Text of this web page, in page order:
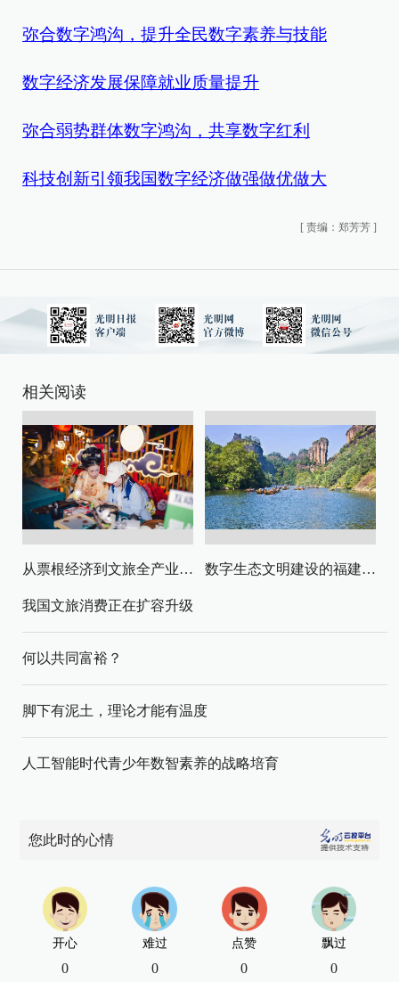
弥合数字鸿沟，提升全民数字素养与技能
数字经济发展保障就业质量提升
弥合弱势群体数字鸿沟，共享数字红利
科技创新引领我国数字经济做强做优做大
[ 责编：郑芳芳 ]
相关阅读
从票根经济到文旅全产业链升级 数字生态文明建设的福建路径与启示
我国文旅消费正在扩容升级
何以共同富裕？
脚下有泥土，理论才能有温度
人工智能时代青少年数智素养的战略培育
您此时的心情
开心
0
难过
0
点赞
0
飘过
0